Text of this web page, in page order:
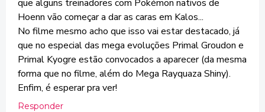
que alguns treinadores com Pokémon nativos de
Hoenn vão começar a dar as caras em Kalos...
No filme mesmo acho que isso vai estar destacado, já
que no especial das mega evoluções Primal Groudon e
Primal Kyogre estão convocados a aparecer (da mesma
forma que no filme, além do Mega Rayquaza Shiny).
Enfim, é esperar pra ver!
Responder